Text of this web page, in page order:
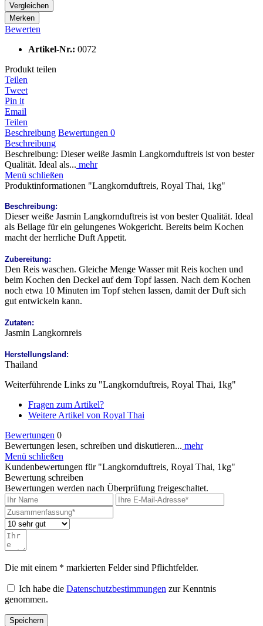
Vergleichen
Merken
Bewerten
Artikel-Nr.: 0072
Produkt teilen
Teilen
Tweet
Pin it
Email
Teilen
Beschreibung Bewertungen 0
Beschreibung
Beschreibung: Dieser weiße Jasmin Langkornduftreis ist von bester
Qualität. Ideal als... mehr
Menü schließen
Produktinformationen "Langkornduftreis, Royal Thai, 1kg"
Beschreibung:
Dieser weiße Jasmin Langkornduftreis ist von bester Qualität. Ideal
als Beilage für ein gelungenes Wokgericht. Bereits beim Kochen
macht der herrliche Duft Appetit.
Zubereitung:
Den Reis waschen. Gleiche Menge Wasser mit Reis kochen und
beim Kochen den Deckel auf dem Topf lassen. Nach dem Kochen
noch etwa 10 Minuten im Topf stehen lassen, damit der Duft sich
gut entwickeln kann.
Zutaten:
Jasmin Langkornreis
Herstellungsland:
Thailand
Weiterführende Links zu "Langkornduftreis, Royal Thai, 1kg"
Fragen zum Artikel?
Weitere Artikel von Royal Thai
Bewertungen 0
Bewertungen lesen, schreiben und diskutieren... mehr
Menü schließen
Kundenbewertungen für "Langkornduftreis, Royal Thai, 1kg"
Bewertung schreiben
Bewertungen werden nach Überprüfung freigeschaltet.
Die mit einem * markierten Felder sind Pflichtfelder.
Ich habe die Datenschutzbestimmungen zur Kenntnis
genommen.
Speichern